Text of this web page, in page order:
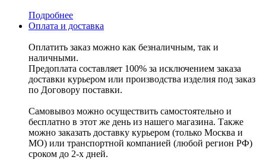
Подробнее
Оплата и доставка
Оплатить заказ можно как безналичным, так и
наличными.
Предоплата составляет 100% за исключением заказа
доставки курьером или производства изделия под заказ
по Договору поставки.
Самовывоз можно осуществить самостоятельно и
бесплатно в этот же день из нашего магазина. Также
можно заказать доставку курьером (только Москва и
МО) или транспортной компанией (любой регион РФ)
сроком до 2-х дней.